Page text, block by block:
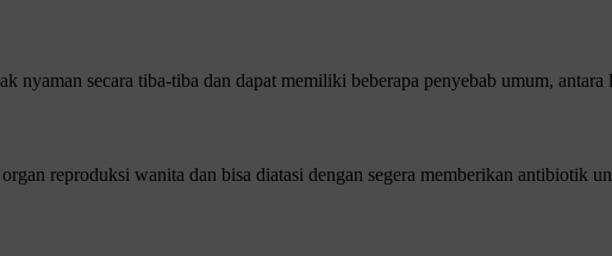
nyaman secara tiba-tiba dan dapat memiliki beberapa penyebab umum, antara
reproduksi wanita dan bisa diatasi dengan segera memberikan antibiotik